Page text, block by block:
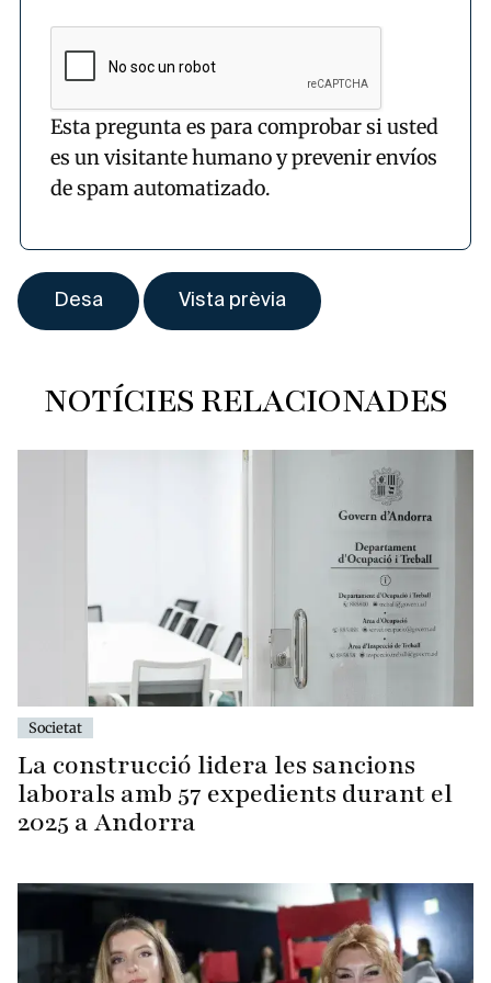
Esta pregunta es para comprobar si usted
es un visitante humano y prevenir envíos
de spam automatizado.
NOTÍCIES RELACIONADES
Societat
La construcció lidera les sancions
laborals amb 57 expedients durant el
2025 a Andorra